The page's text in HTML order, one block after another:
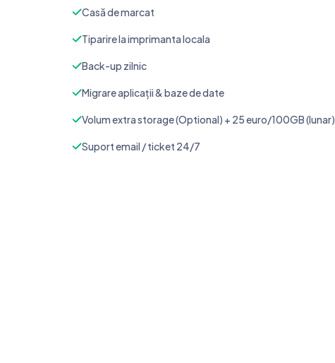
Casă de marcat
Tiparire la imprimanta locala
Back-up zilnic
Migrare aplicații & baze de date
Volum extra storage (Optional) + 25 euro/100GB (lunar)
Suport email / ticket 24/7